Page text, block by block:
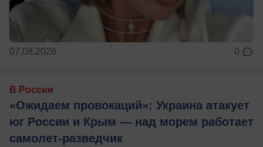
07.08.2026 0
В России
«Ожидаем провокаций»: Украина атакует
юг России и Крым — над морем работает
самолет-разведчик